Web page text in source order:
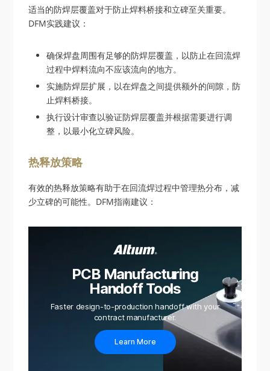
适当的防焊层覆盖对于防止焊料桥接和立碑至关重要。
DFM实践建议：
确保焊盘周围有足够的防焊层覆盖，以防止在回流焊
过程中焊料流向不应该流向的地方。
实施防焊层扩展，以在焊盘之间提供额外的间隙，防
止焊料桥接。
执行设计审查以验证防焊层覆盖并根据需要进行调
整，以最小化立碑风险。
热释放策略
有效的热释放策略有助于在回流焊过程中管理热分布，减
少立碑的可能性。DFM指南建议：
PCB Manufacturing
Handoff Tools
Faster design-to-production handoff with your
contract manufacturer.
Learn More